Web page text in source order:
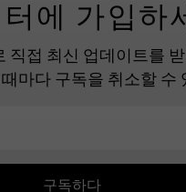
에 가입하
직접 최신 업데이트를
마다 구독을 취소할 수
구독하다